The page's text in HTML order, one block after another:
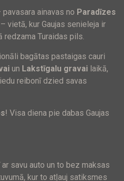
ainavas no Paradīzes
– vietā, kur Gaujas senieleja ir
Turaidas pils.
bagātas pastaigas cauri
un Lakstīgalu gravai laikā,
reibonī dzied savas
! Visa diena pie dabas Gaujas
savu auto un to bez maksas
kur to atļauj satiksmes